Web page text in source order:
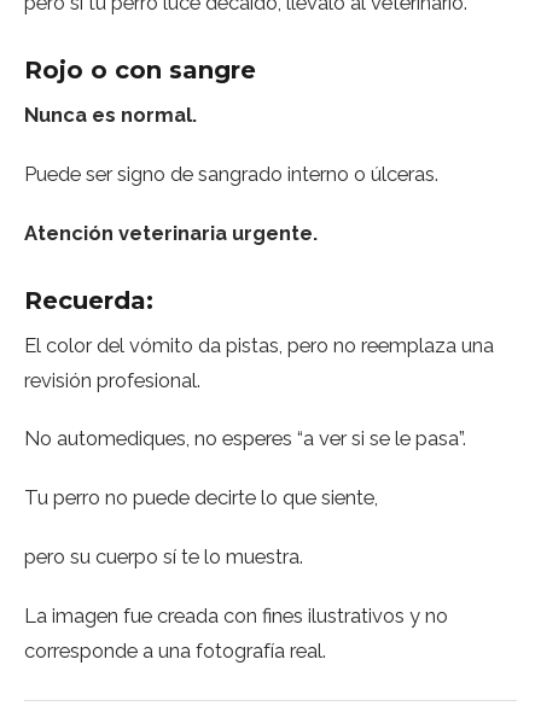
Rojo o con sangre
Nunca es normal.
Puede ser signo de sangrado interno o úlceras.
Atención veterinaria urgente.
Recuerda:
El color del vómito da pistas, pero no reemplaza una
revisión profesional.
No automediques, no esperes “a ver si se le pasa”.
Tu perro no puede decirte lo que siente,
pero su cuerpo sí te lo muestra.
La imagen fue creada con fines ilustrativos y no
corresponde a una fotografía real.